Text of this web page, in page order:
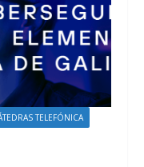
TELEFÓNICA